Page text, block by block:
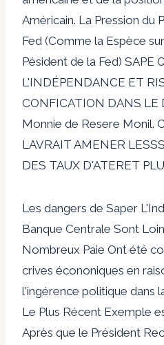
Américain. La Pression du
Fed (Comme la Espèce
Pésident de la Fed) SAPE
L'INDÉPENDANCE ET
CONFICATION DANS LE
Monnie de Resere Monil.
LAVRAIT AMENER
DES TAUX D'ATERET PLU
Les dangers de Saper
Banque Centrale Sont
Nombreux Paie Ont été
crives écononiques en
l'ingérence politique dans
Le Plus Récent Exemple
Après que le Président